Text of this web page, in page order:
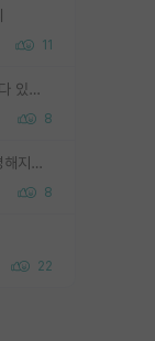
11
그거도 아님 ai는 1등부터 9등까지 다 있음 그거도 없는 사람은 뭐냐 교수가 그냥 못하게 한거 1등급도 교수가 막으면 안됨
8
ㅋㅋㅋㅋㅋㅋ ㅠㅠ 그래서 일단 유명해지는게 중요한거같습니다
8
22